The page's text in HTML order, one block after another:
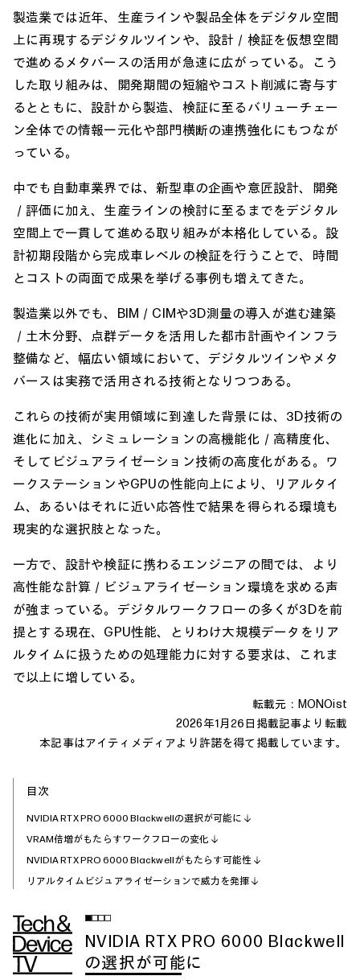
製造業では近年、生産ラインや製品全体をデジタル空間
上に再現するデジタルツインや、設計／検証を仮想空間
で進めるメタバースの活用が急速に広がっている。こう
した取り組みは、開発期間の短縮やコスト削減に寄与す
るとともに、設計から製造、検証に至るバリューチェー
ン全体での情報一元化や部門横断の連携強化にもつなが
っている。
中でも自動車業界では、新型車の企画や意匠設計、開発
／評価に加え、生産ラインの検討に至るまでをデジタル
空間上で一貫して進める取り組みが本格化している。設
計初期段階から完成車レベルの検証を行うことで、時間
とコストの両面で成果を挙げる事例も増えてきた。
製造業以外でも、BIM／CIMや3D測量の導入が進む建築
／土木分野、点群データを活用した都市計画やインフラ
整備など、幅広い領域において、デジタルツインやメタ
バースは実務で活用される技術となりつつある。
これらの技術が実用領域に到達した背景には、3D技術の
進化に加え、シミュレーションの高機能化／高精度化、
そしてビジュアライゼーション技術の高度化がある。ワ
ークステーションやGPUの性能向上により、リアルタイ
ム、あるいはそれに近い応答性で結果を得られる環境も
現実的な選択肢となった。
一方で、設計や検証に携わるエンジニアの間では、より
高性能な計算／ビジュアライゼーション環境を求める声
が強まっている。デジタルワークフローの多くが3Dを前
提とする現在、GPU性能、とりわけ大規模データをリア
ルタイムに扱うための処理能力に対する要求は、これま
で以上に増している。
転載元：MONOist
2026年1月26日掲載記事より転載
本記事はアイティメディアより許諾を得て掲載しています。
目次
NVIDIA RTX PRO 6000 Blackwellの選択が可能に
VRAM倍増がもたらすワークフローの変化
NVIDIA RTX PRO 6000 Blackwellがもたらす可能性
リアルタイムビジュアライゼーションで威力を発揮
NVIDIA RTX PRO 6000 Blackwell
の選択が可能に